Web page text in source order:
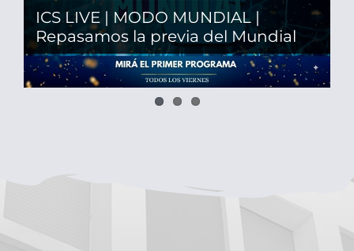
ICS LIVE | MODO MUNDIAL |
Repasamos la previa del Mundial
PLAN LECTOR 2026
Actualización de Bibliografía 2026